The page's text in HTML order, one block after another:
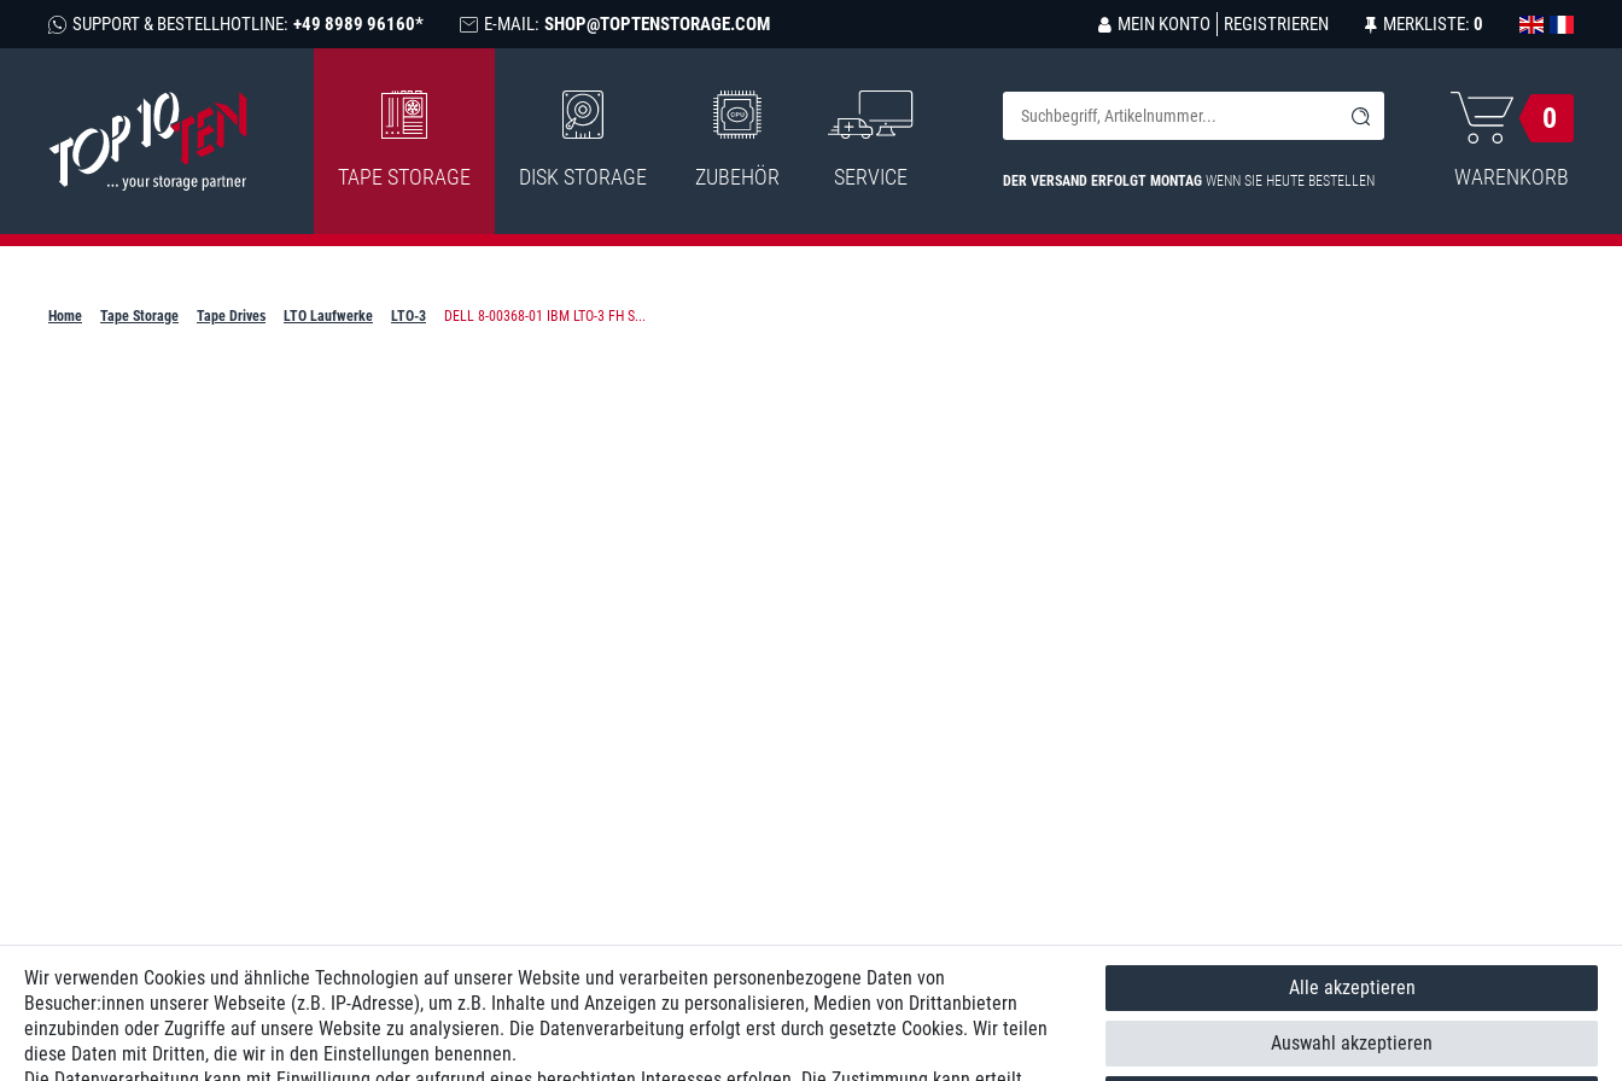
SUPPORT & BESTELLHOTLINE: +49 8989 96160* E-MAIL: SHOP@TOPTENSTORAGE.COM MEIN KONTO REGISTRIEREN MERKLISTE: 0
TAPE STORAGE DISK STORAGE ZUBEHÖR SERVICE DER VERSAND ERFOLGT MONTAG WENN SIE HEUTE BESTELLEN
0
WARENKORB
Home Tape Storage Tape Drives LTO Laufwerke LTO-3 DELL 8-00368-01 IBM LTO-3 FH S...
Wir verwenden Cookies und ähnliche Technologien auf unserer Website und verarbeiten personenbezogene Daten von
Besucher:innen unserer Webseite (z.B. IP-Adresse), um z.B. Inhalte und Anzeigen zu personalisieren, Medien von Drittanbietern
einzubinden oder Zugriffe auf unsere Website zu analysieren. Die Datenverarbeitung erfolgt erst durch gesetzte Cookies. Wir teilen
diese Daten mit Dritten, die wir in den Einstellungen benennen.
Alle akzeptieren
Auswahl akzeptieren